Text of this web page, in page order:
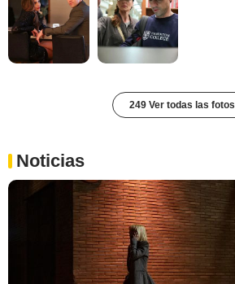
249 Ver todas las fotos
Noticias